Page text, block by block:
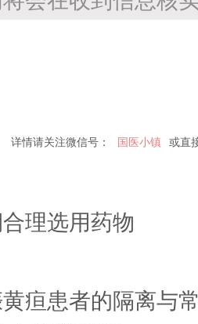
详情请关注微信号： 国医小镇 或直
理选用药物
疸患者的隔离与